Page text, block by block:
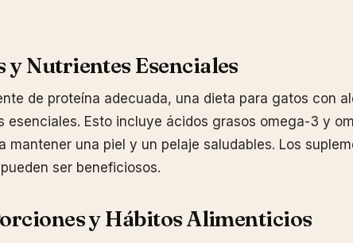
y Nutrientes Esenciales
de proteína adecuada, una dieta para gatos con
esenciales. Esto incluye ácidos grasos omega-3 y
mantener una piel y un pelaje saludables. Los
ser beneficiosos.
y Hábitos Alimenticios